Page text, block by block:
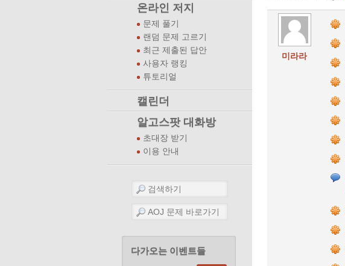
온라인 저지
문제 풀기
랜덤 문제 고르기
최근 제출된 답안
사용자 랭킹
튜토리얼
캘린더
알고스팟 대화방
초대장 받기
이용 안내
다가오는 이벤트들
미라라